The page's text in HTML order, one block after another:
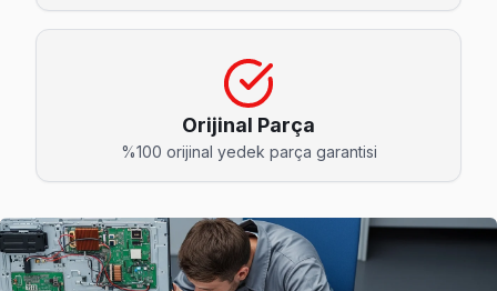
Kahya Dijitsu Servis
Kahya sakinleri Dijitsu TV arızaları için sık bizi tercih
Hayrabolu Dijitsu Servis →
Kale İçi Dijitsu Servis
Hayrabolu'da Kale İçi bölgesi dahil tüm hizmet
Hayrabolu Dijitsu Servis →
Orijinal Parça
%100 orijinal yedek parça garantisi